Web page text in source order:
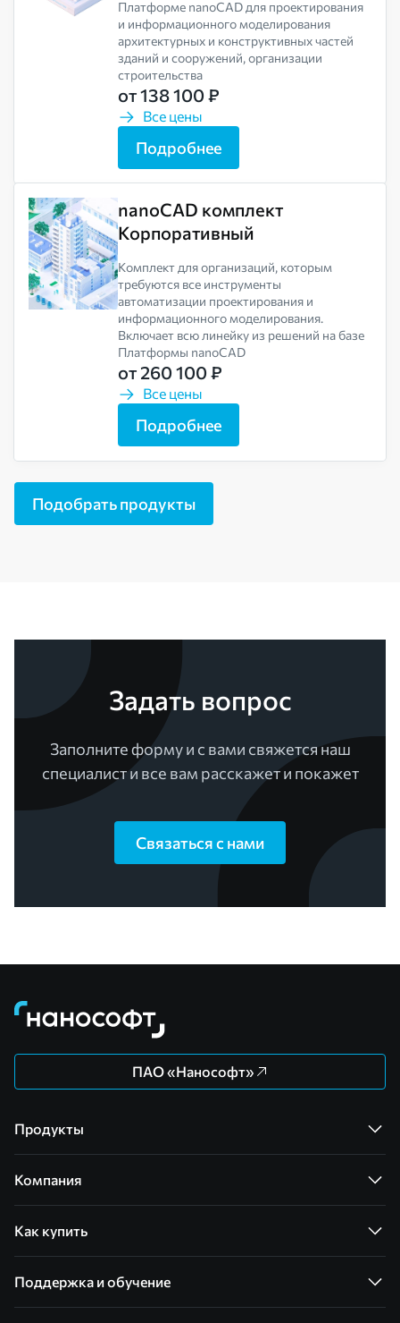
Платформе nanoCAD для проектирования
и информационного моделирования
архитектурных и конструктивных частей
зданий и сооружений, организации
строительства
от 138 100 ₽
Все цены
Подробнее
nanoCAD комплект
Корпоративный
Комплект для организаций, которым
требуются все инструменты
автоматизации проектирования и
информационного моделирования.
Включает всю линейку из решений на базе
Платформы nanoCAD
от 260 100 ₽
Все цены
Подробнее
Подобрать продукты
Задать вопрос
Заполните форму и с вами свяжется наш
специалист и все вам расскажет и покажет
Связаться с нами
ПАО «Нанософт»
Продукты
Компания
Как купить
Поддержка и обучение